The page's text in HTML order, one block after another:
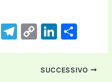
M T
C
p
Li
k
n
SUCCESSIVO